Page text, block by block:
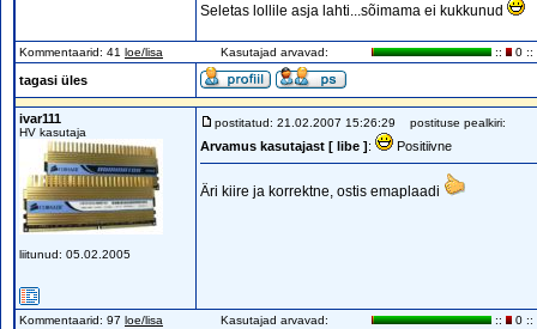
Seletas lollile asja lahti...sõimama ei kukkunud
Kommentaarid: 41 loe/lisa Kasutajad arvavad: :: 0 ::
tagasi üles
ivar111
HV kasutaja
liitunud: 05.02.2005
postitatud: 21.02.2007 15:26:29 postituse pealkiri:
Arvamus kasutajast [ libe ]: Positiivne
Äri kiire ja korrektne, ostis emaplaadi
Kommentaarid: 97 loe/lisa Kasutajad arvavad: :: 0 ::